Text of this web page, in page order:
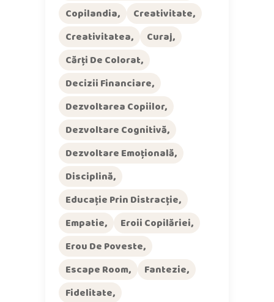
Copilandia
Creativitate
Creativitatea
Curaj
Cărți De Colorat
Decizii Financiare
Dezvoltarea Copiilor
Dezvoltare Cognitivă
Dezvoltare Emoțională
Disciplină
Educație Prin Distracție
Empatie
Eroii Copilăriei
Erou De Poveste
Escape Room
Fantezie
Fidelitate